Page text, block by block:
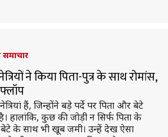
ने किया पिता-पुत्र के साथ रोमांस,
हैं, जिन्होंने बड़े पर्दे पर पिता और बेटे
हालांकि, कुछ की जाेड़ी न सिर्फ पिता के
के साथ भी खूब जमी। उन्हें देख ऐसा